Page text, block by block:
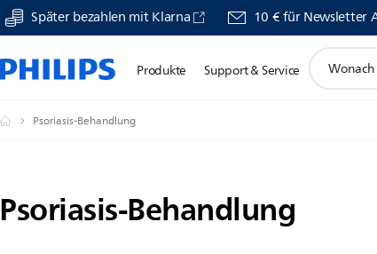
Später bezahlen mit Klarna 10 € für Newsletter
Produkte Support & Service
Psoriasis-Behandlung
Psoriasis-Behandlung